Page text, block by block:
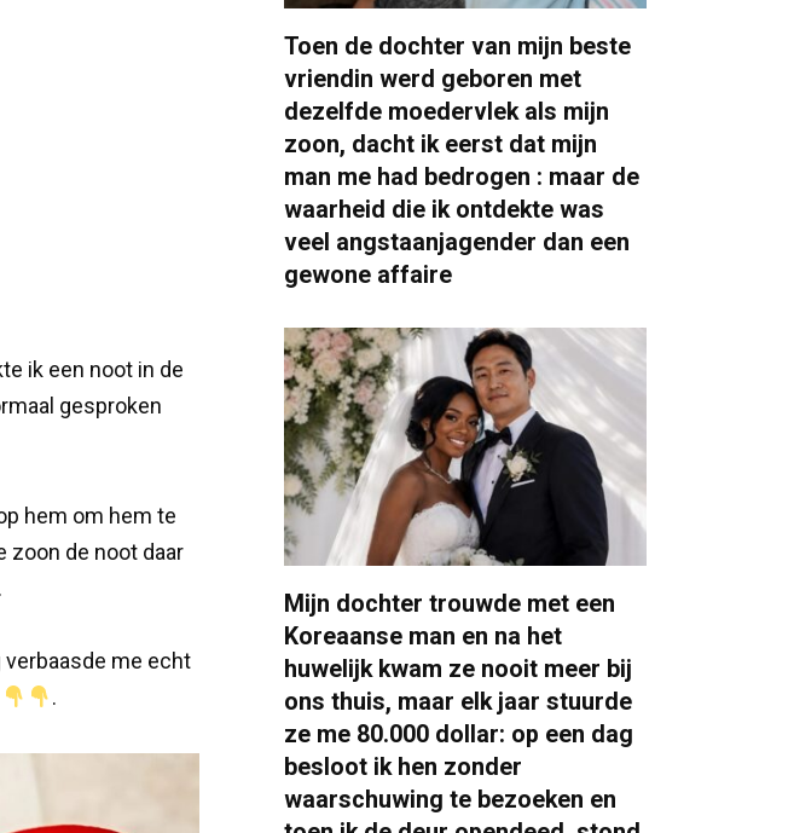
ik een noot in de
gesproken
hem om hem te
zoon de noot daar
.
me echt
.
Toen de dochter van mijn beste
vriendin werd geboren met
dezelfde moedervlek als mijn
zoon, dacht ik eerst dat mijn
man me had bedrogen : maar de
waarheid die ik ontdekte was
veel angstaanjagender dan een
gewone affaire
Mijn dochter trouwde met een
Koreaanse man en na het
huwelijk kwam ze nooit meer bij
ons thuis, maar elk jaar stuurde
ze me 80.000 dollar: op een dag
besloot ik hen zonder
waarschuwing te bezoeken en